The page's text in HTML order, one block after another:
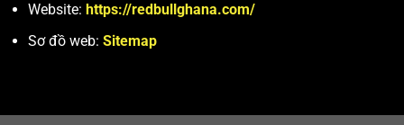
Website: https://redbullghana.com/
Sơ đồ web: Sitemap